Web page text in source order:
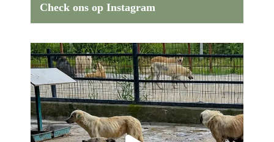
Check ons op Instagram